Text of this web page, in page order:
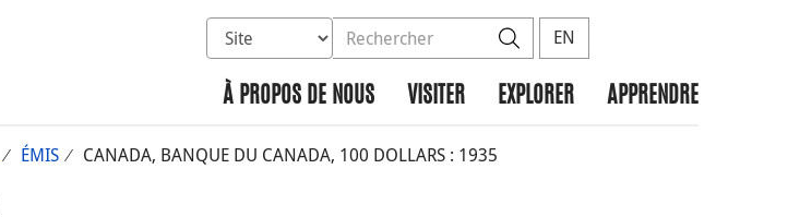
Sélectionnez la base de données à rechercher
Rechercher dans le site Rechercher
EN
À PROPOS DE NOUS VISITER EXPLORER APPRENDRE
ÉMIS CANADA, BANQUE DU CANADA, 100 DOLLARS : 1935